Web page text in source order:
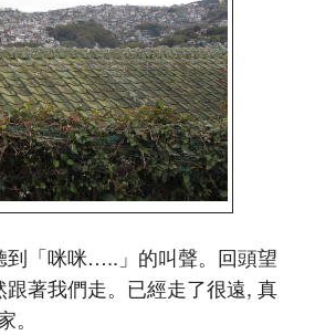
到「咪咪…..」的叫聲。回頭望
著我們走。已經走了很遠, 真